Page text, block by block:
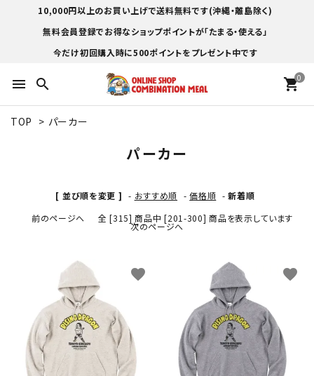
10,000円以上のお買い上げで送料無料です(沖縄・離島除く)
無料会員登録でお得なショップポイントが「たまる・使える」
今だけ初回購入時に500ポイントをプレゼント中です
menu search 0
shopping_cart
TOP > パーカー
パーカー
[ 並び順を変更 ] - おすすめ順 -価格順 -新着順
前のページへ
全 [315] 商品中 [201-300] 商品を表示しています
次のページへ
favorite favorite